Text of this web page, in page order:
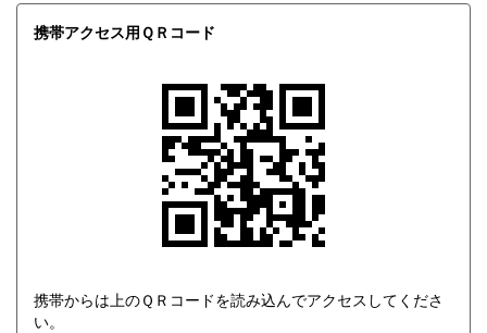
携帯アクセス用ＱＲコード
携帯からは上のＱＲコードを読み込んでアクセスしてくださ
い。